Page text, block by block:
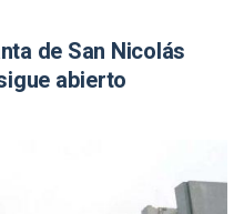
de San Nicolás
abierto